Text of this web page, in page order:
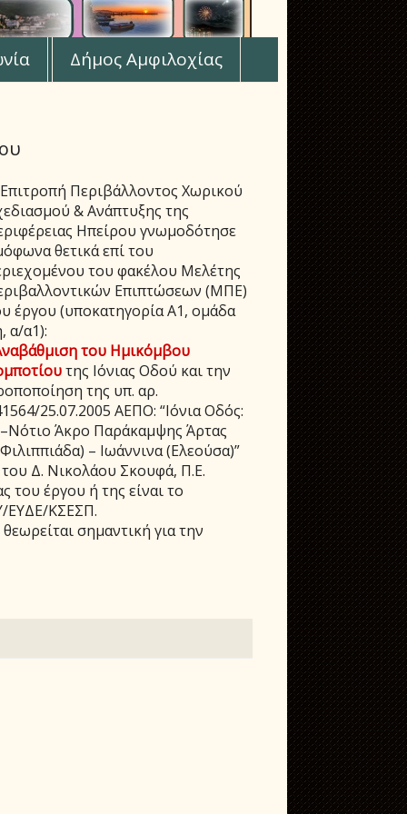
Δήμος Αμφιλοχίας
Περιβάλλοντος Χωρικού
& Ανάπτυξης της
Ηπείρου γνωμοδότησε
θετικά επί του
του φακέλου Μελέτης
Επιπτώσεων (ΜΠΕ)
έργου (υποκατηγορία Α1, ομάδα
α/α1):
του Ημικόμβου
της Ιόνιας Οδού και την
της υπ. αρ.
25.07.2005 ΑΕΠΟ: “Ιόνια Οδός:
Άκρο Παράκαμψης Άρτας
– Ιωάννινα (Ελεούσα)”
του Δ. Νικολάου Σκουφά, Π.Ε.
του έργου ή της είναι το
ΕΥΔΕ/ΚΣΕΣΠ.
σημαντική για την